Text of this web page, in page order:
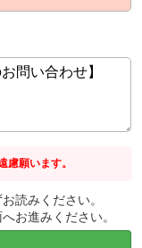
願います。
読みください。
お進みください。